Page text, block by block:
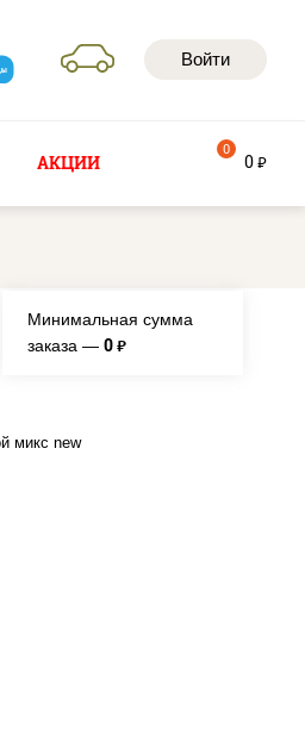
Войти
АКЦИИ 0 руб
0
Минимальная сумма
заказа — 0 руб.